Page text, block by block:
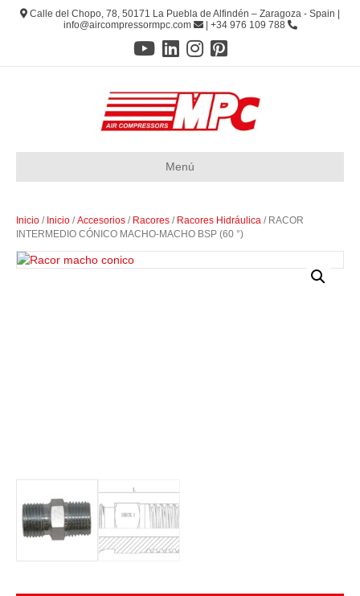
Calle del Chopo, 78, 50171 La Puebla de Alfindén – Zaragoza - Spain |
info@aircompressormpc.com
| +34 976 109 788
Menú
Inicio / Inicio /Accesorios / Racores / Racores Hidráulica / RACOR
INTERMEDIO CÓNICO MACHO-MACHO BSP (60 °)